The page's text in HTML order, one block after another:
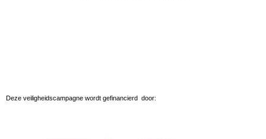
Deze veiligheidscampagne wordt gefinancierd door: